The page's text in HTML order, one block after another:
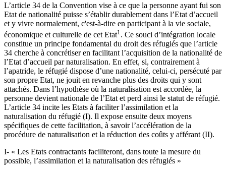
L’article 34 de la Convention vise à ce que la personne ayant fui son
Etat de nationalité puisse s’établir durablement dans l’Etat d’accueil
et y vivre normalement, c'est-à-dire en participant à la vie sociale,
économique et culturelle de cet Etat1 . Ce souci d’intégration locale
constitue un principe fondamental du droit des réfugiés que l’article
34 cherche à concrétiser en facilitant l’acquisition de la nationalité de
l’Etat d’accueil par naturalisation. En effet, si, contrairement à
l’apatride, le réfugié dispose d’une nationalité, celui-ci, persécuté par
son propre Etat, ne jouit en revanche plus des droits qui y sont
attachés. Dans l’hypothèse où la naturalisation est accordée, la
personne devient nationale de l’Etat et perd ainsi le statut de réfugié.
L’article 34 incite les Etats à faciliter l’assimilation et la
naturalisation du réfugié (I). Il expose ensuite deux moyens
spécifiques de cette facilitation, à savoir l’accélération de la
procédure de naturalisation et la réduction des coûts y afférant (II).
I- « Les Etats contractants faciliteront, dans toute la mesure du
possible, l’assimilation et la naturalisation des réfugiés »